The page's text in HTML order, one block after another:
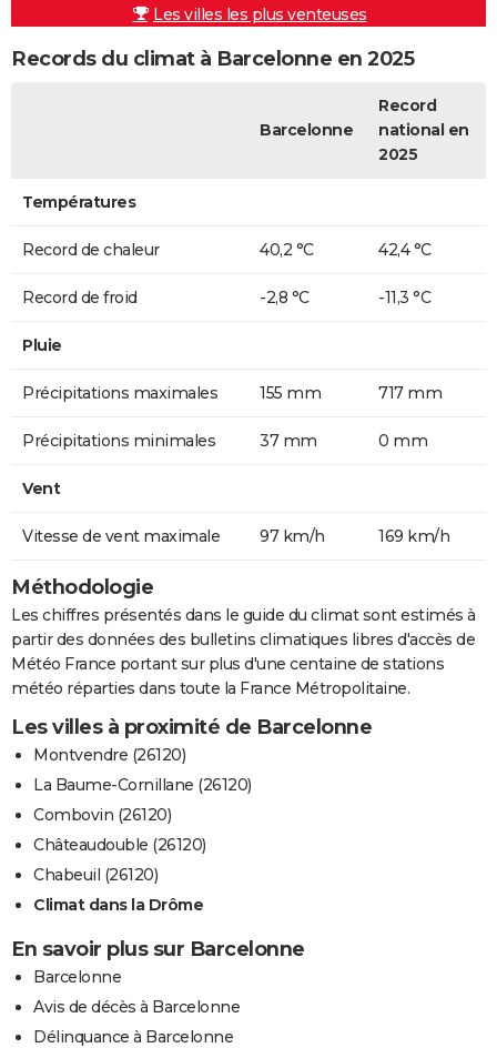
Les villes les plus venteuses
Records du climat à Barcelonne en 2025
Barcelonne
Record
national en
2025
Températures
Record de chaleur 40,2 °C 42,4 °C
Record de froid -2,8 °C -11,3 °C
Pluie
Précipitations maximales 155 mm 717 mm
Précipitations minimales 37 mm 0 mm
Vent
Vitesse de vent maximale 97 km/h 169 km/h
Méthodologie
Les chiffres présentés dans le guide du climat sont estimés à
partir des données des bulletins climatiques libres d'accès de
Météo France portant sur plus d'une centaine de stations
météo réparties dans toute la France Métropolitaine.
Les villes à proximité de Barcelonne
Montvendre (26120)
La Baume-Cornillane (26120)
Combovin (26120)
Châteaudouble (26120)
Chabeuil (26120)
Climat dans la Drôme
En savoir plus sur Barcelonne
Barcelonne
Avis de décès à Barcelonne
Délinquance à Barcelonne